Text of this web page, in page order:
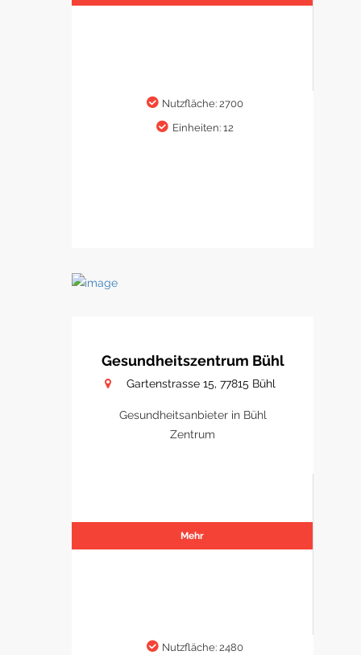
Nutzfläche: 2700
Einheiten: 12
Gesundheitszentrum Bühl
Gartenstrasse 15, 77815 Bühl
Gesundheitsanbieter in Bühl
Zentrum
Mehr
Nutzfläche: 2480